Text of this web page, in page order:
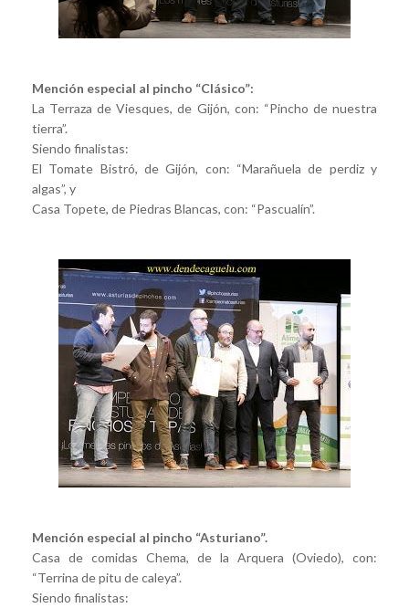
Mención especial al pincho “Clásico”:
La Terraza de Viesques, de Gijón, con: “Pincho de nuestra
tierra”.
Siendo finalistas:
El Tomate Bistró, de Gijón, con: “Marañuela de perdiz y
algas”, y
Casa Topete, de Piedras Blancas, con: “Pascualín”.
Mención especial al pincho “Asturiano”.
Casa de comidas Chema, de la Arquera (Oviedo), con:
“Terrina de pitu de caleya”.
Siendo finalistas: